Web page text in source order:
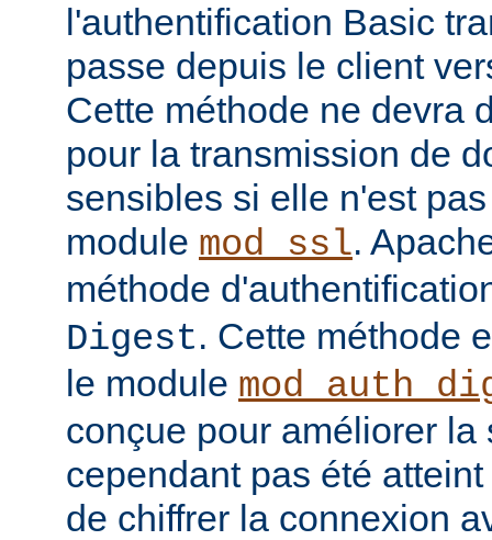
l'authentification Basic
passe depuis le client
Cette méthode ne devra
pour la transmission de
sensibles si elle n'est
module mod_ssl.
méthode
Digest. Cette méthode
le module
conçue pour améliorer la
cependant pas été
de chiffrer la connexion